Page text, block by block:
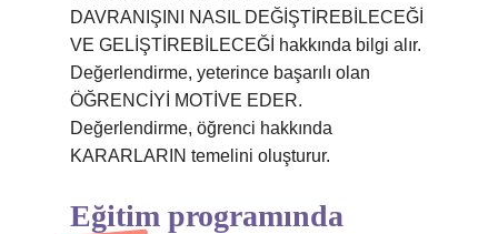
DAVRANIŞINI NASIL DEĞİŞTİREBİLECEĞİ
VE GELİŞTİREBİLECEĞİ hakkında bilgi alır.
Değerlendirme, yeterince başarılı olan
ÖĞRENCİYİ MOTİVE EDER.
Değerlendirme, öğrenci hakkında
KARARLARIN temelini oluşturur.
Eğitim programında